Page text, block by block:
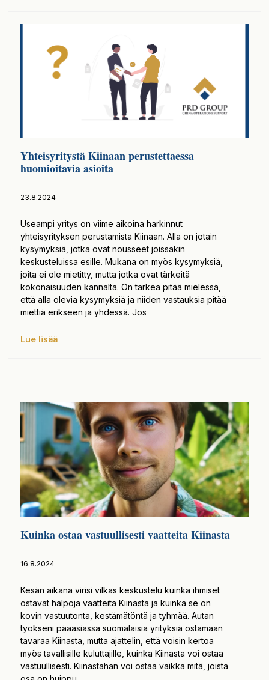
Yhteisyritystä Kiinaan perustettaessa
huomioitavia asioita
23.8.2024
Useampi yritys on viime aikoina harkinnut
yhteisyrityksen perustamista Kiinaan. Alla on jotain
kysymyksiä, jotka ovat nousseet joissakin
keskusteluissa esille. Mukana on myös kysymyksiä,
joita ei ole mietitty, mutta jotka ovat tärkeitä
kokonaisuuden kannalta. On tärkeä pitää mielessä,
että alla olevia kysymyksiä ja niiden vastauksia pitää
miettiä erikseen ja yhdessä. Jos
Lue lisää
Kuinka ostaa vastuullisesti vaatteita Kiinasta
16.8.2024
Kesän aikana virisi vilkas keskustelu kuinka ihmiset
ostavat halpoja vaatteita Kiinasta ja kuinka se on
kovin vastuutonta, kestämätöntä ja tyhmää. Autan
työkseni pääasiassa suomalaisia yrityksiä ostamaan
tavaraa Kiinasta, mutta ajattelin, että voisin kertoa
myös tavallisille kuluttajille, kuinka Kiinasta voi ostaa
vastuullisesti. Kiinastahan voi ostaa vaikka mitä, joista